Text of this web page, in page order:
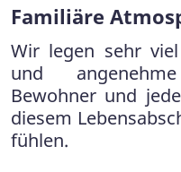
Familiäre
Wir legen sehr
und
Bewohner und
diesem
fühlen.